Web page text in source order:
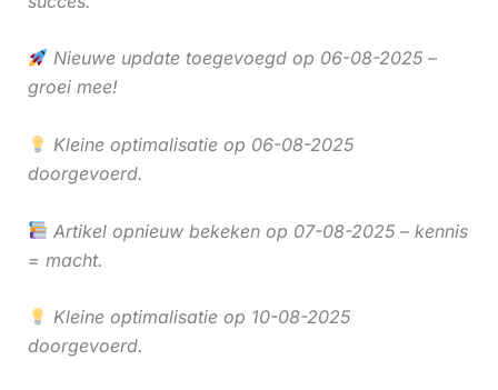
Nieuwe update toegevoegd op 06-08-2025 –
groei mee!
Kleine optimalisatie op 06-08-2025
doorgevoerd.
Artikel opnieuw bekeken op 07-08-2025 – kennis
= macht.
Kleine optimalisatie op 10-08-2025
doorgevoerd.